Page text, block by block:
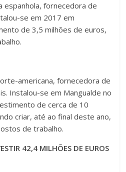
espanhola, fornecedora de
se em 2017 em
de 3,5 milhões de euros,
americana, fornecedora de
Instalou-se em Mangualde no
de cerca de 10
criar, até ao final deste ano,
de trabalho.
42,4 MILHÕES DE EUROS